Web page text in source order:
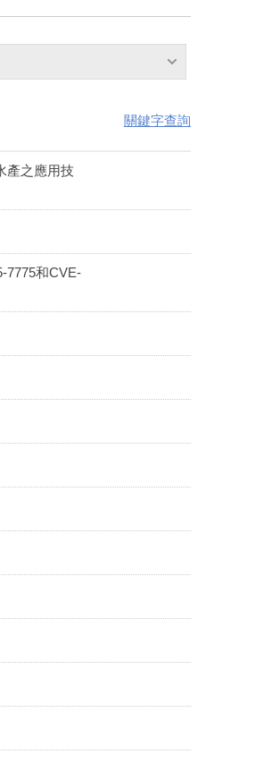
關鍵字查詢
產之應用技
7775和CVE-